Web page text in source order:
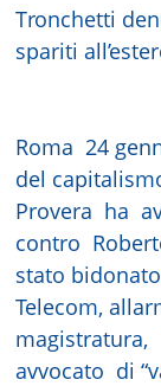
Tronchetti
spariti
Roma 24
del
Provera ha
contro
stato
Telecom,
magistratura,
avvocato di